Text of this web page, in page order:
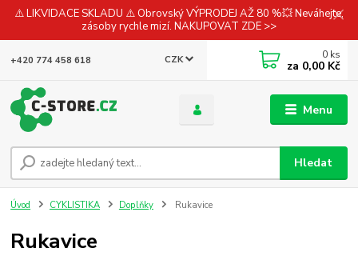
⚠️ LIKVIDACE SKLADU ⚠️ Obrovský VÝPRODEJ AŽ 80 %💥 Neváhejte,
zásoby rychle mizí. NAKUPOVAT ZDE >>
Menu
CZK
Hledat
+420 774 458 618 0 ks
za 0,00 Kč
Úvod CYKLISTIKA Doplňky Rukavice
Rukavice